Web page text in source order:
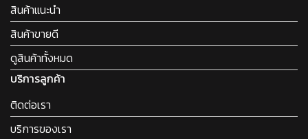
สินค้าแนะนำ
สินค้าขายดี
ดูสินค้าทั้งหมด
บริการลูกค้า
ติดต่อเรา
บริการของเรา